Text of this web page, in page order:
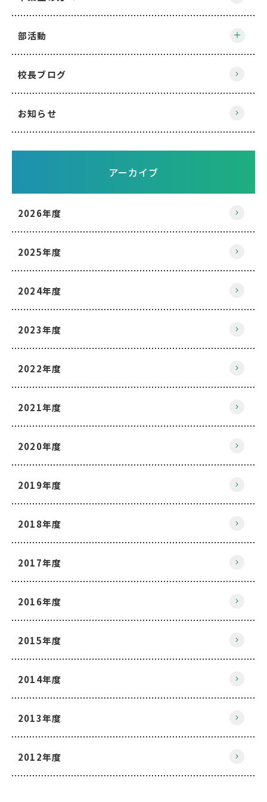
部活動
校長ブログ
お知らせ
アーカイブ
2026年度
2025年度
2024年度
2023年度
2022年度
2021年度
2020年度
2019年度
2018年度
2017年度
2016年度
2015年度
2014年度
2013年度
2012年度